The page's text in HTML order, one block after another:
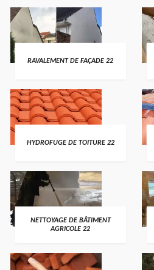
RAVALEMENT DE FAÇADE 22
HYDROFUGE DE TOITURE 22
NETTOYAGE DE BÂTIMENT
AGRICOLE 22